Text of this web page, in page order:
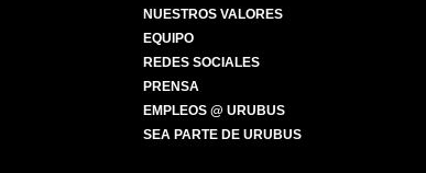
NUESTROS VALORES
EQUIPO
REDES SOCIALES
PRENSA
EMPLEOS @ URUBUS
SEA PARTE DE URUBUS